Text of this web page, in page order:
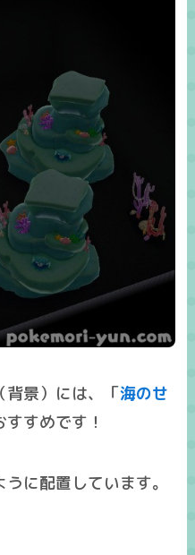
背景）には、「海のせ
すめです！
に配置しています。